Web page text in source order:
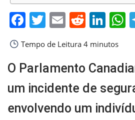
Facebook
Twitter
EmailReddit
Tempo de Leitura 4 minutos
O Parlamento
um incidente de
envolvendo um